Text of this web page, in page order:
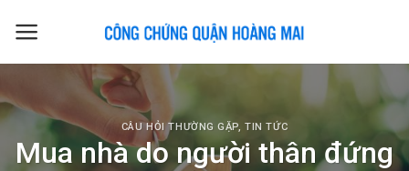
CÂU HỎI THƯỜNG GẶP,TIN TỨC
Mua nhà do người thân đứng